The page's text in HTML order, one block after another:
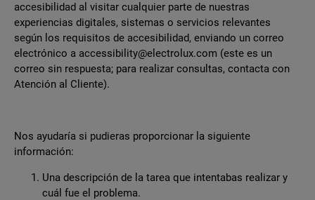
accesibilidad al visitar cualquier parte de nuestras
experiencias digitales, sistemas o servicios relevantes
según los requisitos de accesibilidad, enviando un correo
electrónico a accessibility@electrolux.com (este es un
correo sin respuesta; para realizar consultas, contacta con
Atención al Cliente).
Nos ayudaría si pudieras proporcionar la siguiente
información:
Una descripción de la tarea que intentabas realizar y
cuál fue el problema.